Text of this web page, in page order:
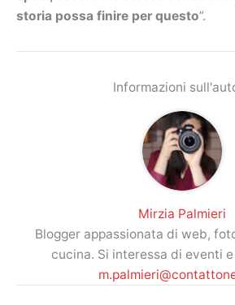
storia possa finire per questo”.
Informazioni
Mirzia Palmieri
Blogger appassionata di web,
cucina. Si interessa di eventi